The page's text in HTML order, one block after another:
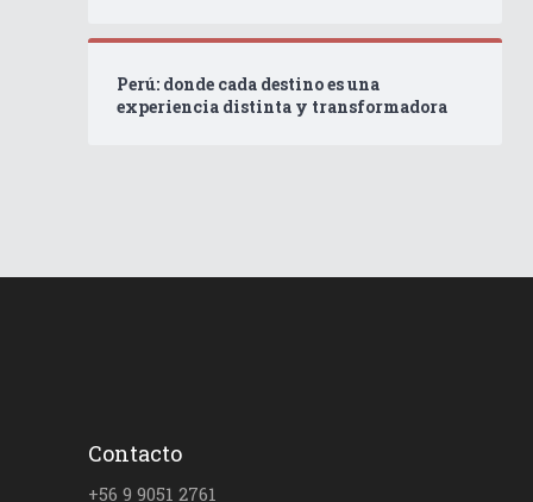
Perú: donde cada destino es una
experiencia distinta y transformadora
Contacto
+56 9 9051 2761